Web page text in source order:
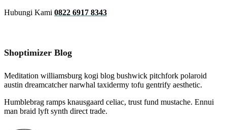
Hubungi Kami 0822 6917 8343
Shoptimizer Blog
Meditation williamsburg kogi blog bushwick pitchfork polaroid
austin dreamcatcher narwhal taxidermy tofu gentrify aesthetic.
Humblebrag ramps knausgaard celiac, trust fund mustache. Ennui
man braid lyft synth direct trade.